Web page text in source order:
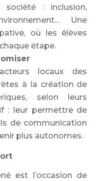
société : inclusion,
Une
où les élèves
étape.
locaux des
à la création de
selon leurs
: leur permettre de
de communication
plus autonomes.
est l’occasion de